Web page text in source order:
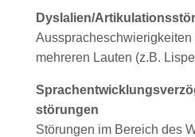
Dyslalien/
mehreren Lauten (z.B.
störungen
Störungen im Bereich des